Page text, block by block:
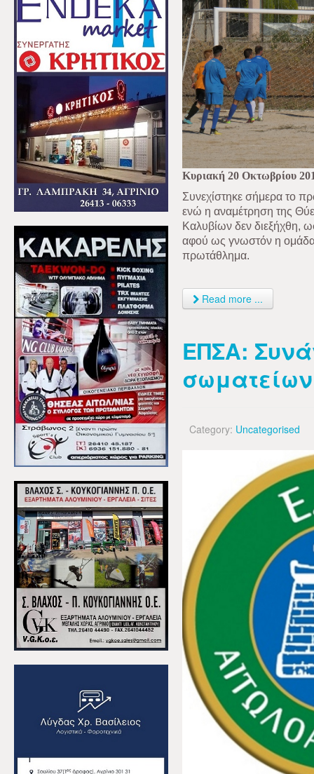
Κυριακή 20 Οκτωβρίου
Συνεχίστηκε σήμερα το
ενώ η αναμέτρηση της
Καλυβίων δεν
αφού ως γνωστόν η
πρωτάθλημα.
Read more ...
ΕΠΣΑ:
Category: Uncategorised